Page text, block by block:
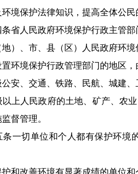
环境保护法律知识，提高全体公
人民政府环境保护行政主管部
、市、县（区）人民政府环境
境保护行政管理部门的地区，
、交通、铁路、民航、城建、
人民政府的土地、矿产、农业
督管理。
切单位和个人都有保护环境的
改善环境有显著成绩的单位和